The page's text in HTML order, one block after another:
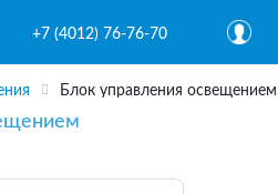
+7 (4012) 76-76-70
Блок управления освещением